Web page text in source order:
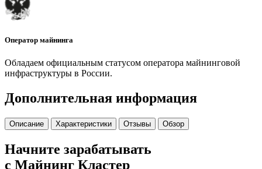
Оператор майнинга
Обладаем официальным статусом оператора майнинговой
инфраструктуры в России.
Дополнительная информация
Описание Характеристики Отзывы Обзор
Начните зарабатывать
с Майнинг Кластер